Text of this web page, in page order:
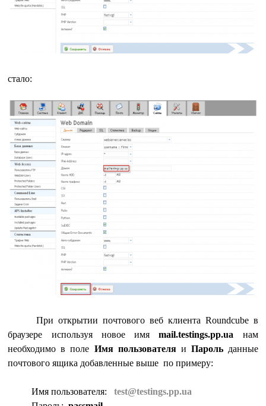
стало:
При открытии почтового веб клиента Roundcube в
браузере используя новое имяmail.testings.pp.ua нам
необходимо в поле Имя пользователяи Парольданные
почтового ящика добавленные выше по примеру:
Имя пользователя:test@testings.pp.ua